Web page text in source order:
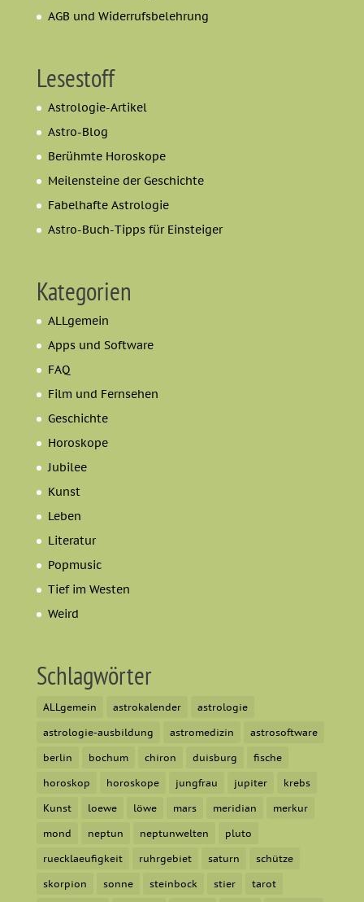
AGB und Widerrufsbelehrung
Lesestoff
Astrologie-Artikel
Astro-Blog
Berühmte Horoskope
Meilensteine der Geschichte
Fabelhafte Astrologie
Astro-Buch-Tipps für Einsteiger
Kategorien
ALLgemein
Apps und Software
FAQ
Film und Fernsehen
Geschichte
Horoskope
Jubilee
Kunst
Leben
Literatur
Popmusic
Tief im Westen
Weird
Schlagwörter
ALLgemein astrokalender astrologie
astrologie-ausbildung astromedizin astrosoftware
berlin bochum chiron duisburg fische
horoskop horoskope jungfrau jupiter krebs
Kunst loewe löwe mars meridian merkur
mond neptun neptunwelten pluto
ruecklaeufigkeit ruhrgebiet saturn schütze
skorpion sonne steinbock stier tarot